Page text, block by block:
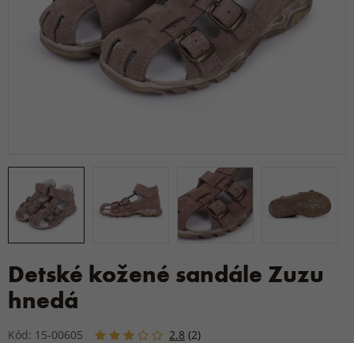
Detské kožené sandále Zuzu
hnedá
Kód: 15-00605 2.8 (2)